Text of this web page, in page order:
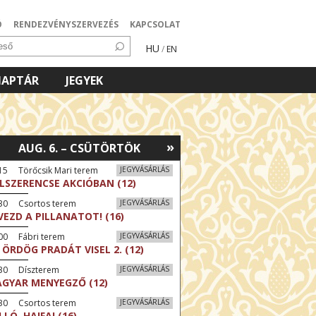
RENDEZVÉNYSZERVEZÉS KAPCSOLAT
HU / EN
JEGYEK
»
AUG. 6. – CSÜTÖRTÖK
JEGYVÁSÁRLÁS
Törőcsik Mari terem
AKCIÓBAN (12)
JEGYVÁSÁRLÁS
Csortos terem
A PILLANATOT! (16)
JEGYVÁSÁRLÁS
Fábri terem
PRADÁT VISEL 2. (12)
JEGYVÁSÁRLÁS
Díszterem
MENYEGZŐ (12)
JEGYVÁSÁRLÁS
Csortos terem